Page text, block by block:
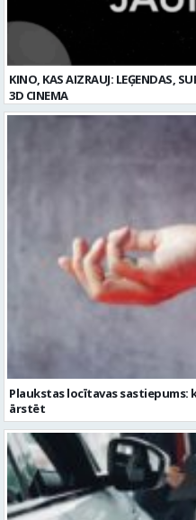
Plaukstas locītavas